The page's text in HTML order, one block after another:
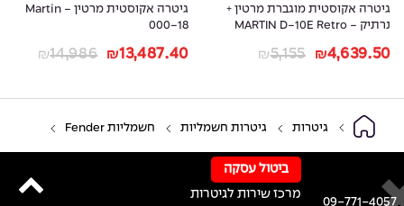
גיטרה אקוסטית מוגברת מרטין +
נרתיק - MARTIN D-10E Retro
₪5,155 ₪4,639.50
גיטרה אקוסטית מרטין - Martin
000-18
₪14,986 ₪13,487.40
גיטרות גיטרות חשמליות חשמליות Fender
09-771-4057
ביטול עסקה
מרכז שירות לגיטרות